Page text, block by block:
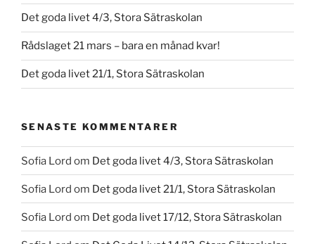
Det goda livet 4/3, Stora Sätraskolan
Rådslaget 21 mars – bara en månad kvar!
Det goda livet 21/1, Stora Sätraskolan
SENASTE KOMMENTARER
Sofia Lord om Det goda livet 4/3, Stora Sätraskolan
Sofia Lord om Det goda livet 21/1, Stora Sätraskolan
Sofia Lord om Det goda livet 17/12, Stora Sätraskolan